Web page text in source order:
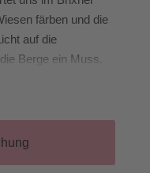
färben und die
auf die
Berge ein Muss.
genießen
unserem Weg
inklusive) ein,